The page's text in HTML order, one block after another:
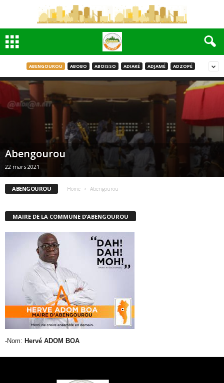
ABENGOUROU ABOBO ABOISSO ADIAKÉ ADJAMÉ ADZOPÉ
Abengourou
22 mars 2021
ABENGOUROU Home Abengourou
MAIRE DE LA COMMUNE D’ABENGOUROU
-Nom: Hervé ADOM BOA